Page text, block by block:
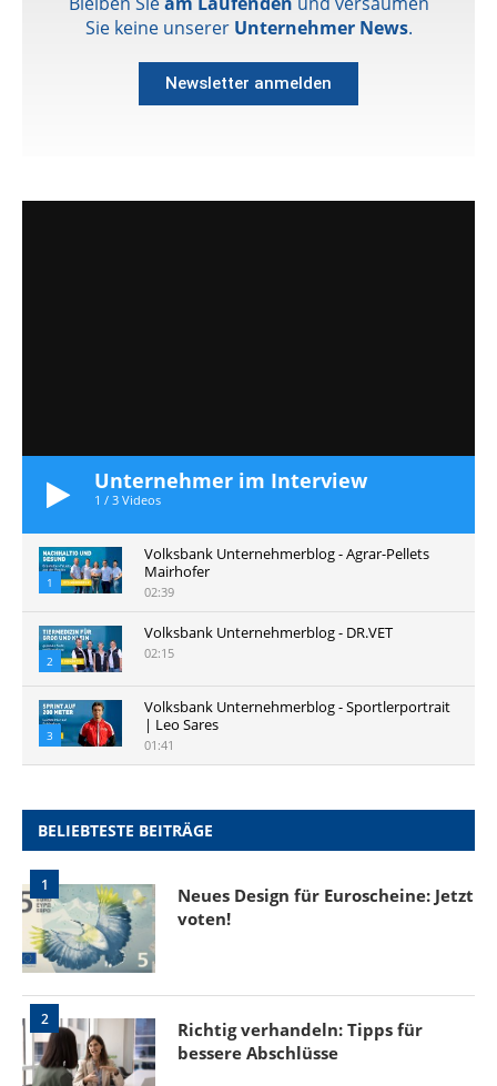
Sie keine unserer Unternehmer News.
Newsletter anmelden
Unternehmer im Interview
1 / 3 Videos
1
Volksbank Unternehmerblog - Agrar-Pellets
Mairhofer
02:39
2
Volksbank Unternehmerblog - DR.VET
02:15
3
Volksbank Unternehmerblog - Sportlerportrait
| Leo Sares
01:41
BELIEBTESTE BEITRÄGE
1
Neues Design für Euroscheine: Jetzt
voten!
2
Richtig verhandeln: Tipps für
bessere Abschlüsse